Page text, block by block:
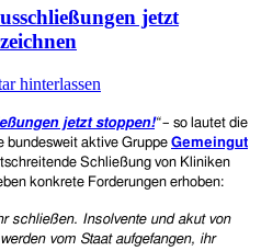
Einführung
unbestimmte
Zeit
verschoben
jetzt
hinterlassen
jetzt stoppen!“– so lautet die
bundesweit aktive Gruppe Gemeingut
schreitende Schließung von Kliniken
konkrete Forderungen erhoben:
schließen. Insolvente und akut von
vom Staat aufgefangen, ihr